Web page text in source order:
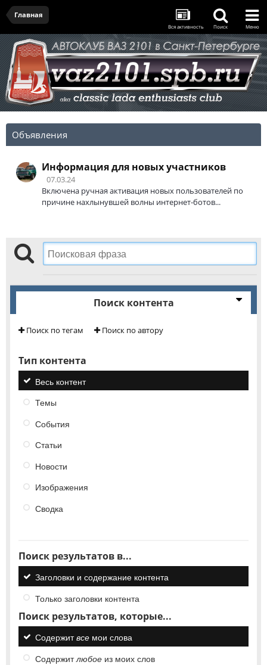
Главная
Вся активность Поиск Меню
Объявления
Информация для новых участников
07.03.24
Включена ручная активация новых пользователей по
причине нахлынувшей волны интернет-ботов...
Поиск контента
Поиск по тегам Поиск по автору
Тип контента
Весь контент
Темы
События
Статьи
Новости
Изображения
Сводка
Поиск результатов в...
Заголовки и содержание контента
Только заголовки контента
Поиск результатов, которые...
Содержитвсе мои слова
Содержитлюбое из моих слов